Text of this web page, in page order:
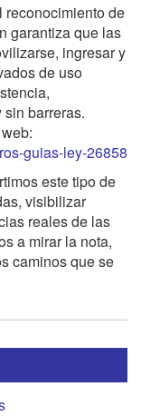
reconocimiento de
garantiza que las
ingresar y
de uso
barreras.
guias-ley-26858
este tipo de
visibilizar
reales de las
a mirar la nota,
caminos que se